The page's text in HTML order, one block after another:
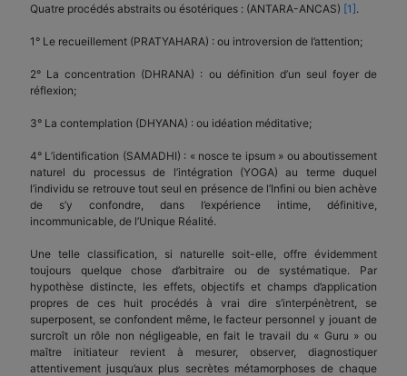
Quatre procédés abstraits ou ésotériques : (ANTARA-ANCAS) [1].
1° Le recueillement (PRATYAHARA) : ou introversion de l’attention;
2° La concentration (DHRANA) : ou définition d’un seul foyer de
réflexion;
3° La contemplation (DHYANA) : ou idéation méditative;
4° L’identification (SAMADHI) : « nosce te ipsum » ou aboutissement
naturel du processus de l’intégration (YOGA) au terme duquel
l’individu se retrouve tout seul en présence de l’Infini ou bien achève
de s’y confondre, dans l’expérience intime, définitive,
incommunicable, de l’Unique Réalité.
Une telle classification, si naturelle soit-elle, offre évidemment
toujours quelque chose d’arbitraire ou de systématique. Par
hypothèse distincte, les effets, objectifs et champs d’application
propres de ces huit procédés à vrai dire s’interpénètrent, se
superposent, se confondent même, le facteur personnel y jouant de
surcroît un rôle non négligeable, en fait le travail du « Guru » ou
maître initiateur revient à mesurer, observer, diagnostiquer
attentivement jusqu’aux plus secrètes métamorphoses de chaque